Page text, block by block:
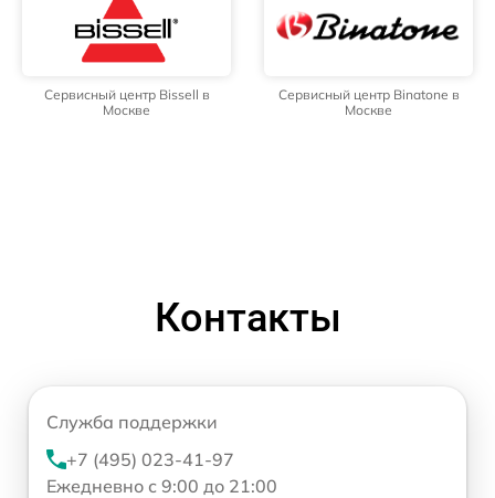
Сервисный центр Bissell в
Москве
Сервисный центр Binatone в
Москве
Контакты
Служба поддержки
+7 (495) 023-41-97
Ежедневно с 9:00 до 21:00